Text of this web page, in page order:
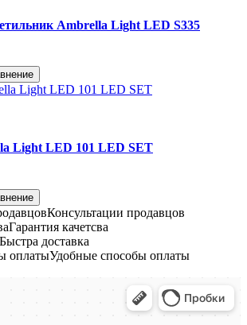
Ambrella Light LED S335
Light LED 101 LED SET
Консультации продавцов
Гарантия качетсва
Быстра доставка
Удобные способы оплаты